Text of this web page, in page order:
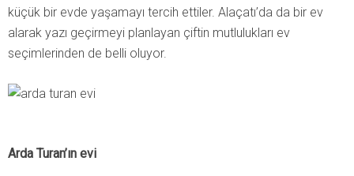
küçük bir evde yaşamayı tercih ettiler. Alaçatı’da da bir ev
alarak yazı geçirmeyi planlayan çiftin mutlulukları ev
seçimlerinden de belli oluyor.
Arda Turan’ın evi